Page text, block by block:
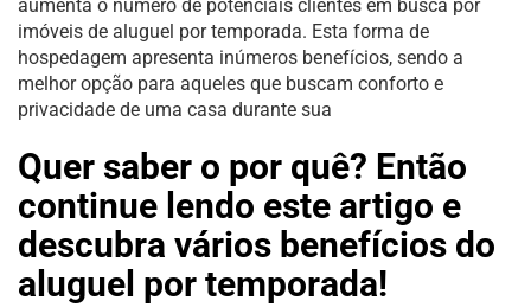
aumenta o número de potenciais clientes em busca por
imóveis de aluguel por temporada. Esta forma de
hospedagem apresenta inúmeros benefícios, sendo a
melhor opção para aqueles que buscam conforto e
privacidade de uma casa durante sua
Quer saber o por quê? Então
continue lendo este artigo e
descubra vários benefícios do
aluguel por temporada!